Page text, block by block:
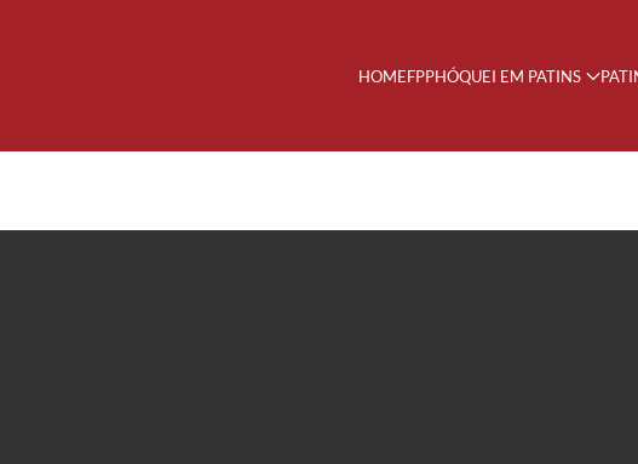
HOMEFPPHÓQUEI EM PATINS